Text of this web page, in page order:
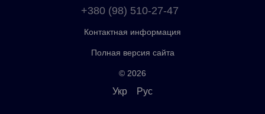
+380 (98) 510-27-47
Контактная информация
Полная версия сайта
© 2026
Укр Рус